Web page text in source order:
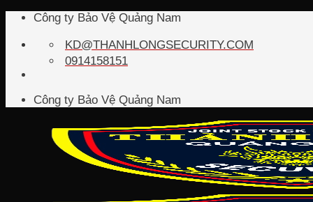
Skip
content
Công ty Bảo Vệ Quảng Nam
KD@THANHLONGSECURITY.COM
0914158151
Công ty Bảo Vệ Quảng Nam